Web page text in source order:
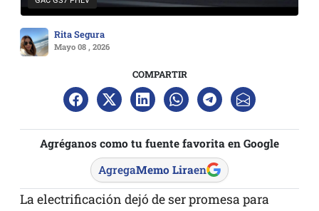
Rita Segura
Mayo 08 , 2026
COMPARTIR
Agréganos como tu fuente favorita en Google
AgregaMemo Liraen
La electrificación dejó de ser promesa para